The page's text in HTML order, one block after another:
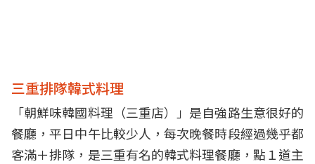
三重排隊韓式料理
「朝鮮味韓國料理（三重店）」是自強路生意很好的
餐廳，平日中午比較少人，每次晚餐時段經過幾乎都
客滿＋排隊，是三重有名的韓式料理餐廳，點１道主